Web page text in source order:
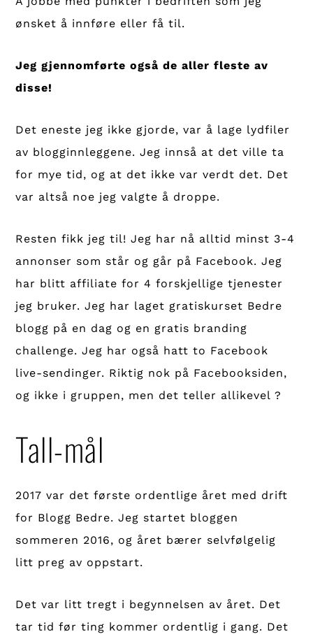
ønsket å innføre eller få til.
Jeg gjennomførte også de aller fleste av
disse!
Det eneste jeg ikke gjorde, var å lage lydfiler
av blogginnleggene. Jeg innså at det ville ta
for mye tid, og at det ikke var verdt det. Det
var altså noe jeg valgte å droppe.
Resten fikk jeg til! Jeg har nå alltid minst 3-4
annonser som står og går på Facebook. Jeg
har blitt affiliate for 4 forskjellige tjenester
jeg bruker. Jeg har laget gratiskurset Bedre
blogg på en dag og en gratis branding
challenge. Jeg har også hatt to Facebook
live-sendinger. Riktig nok på Facebooksiden,
og ikke i gruppen, men det teller allikevel ?
Tall-mål
2017 var det første ordentlige året med drift
for Blogg Bedre. Jeg startet bloggen
sommeren 2016, og året bærer selvfølgelig
litt preg av oppstart.
Det var litt tregt i begynnelsen av året. Det
tar tid før ting kommer ordentlig i gang. Det